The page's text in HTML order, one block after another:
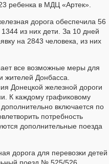
ребенка в МДЦ «Артек».
дорога обеспечила 56
из них дети. За 10 дней
на 2843 человека, из них
все возможные меры для
жителей Донбасса.
Донецкой железной дороги
К каждому графиковому
включается по
потребность
дополнительные поезда
дорога для перевозки детей